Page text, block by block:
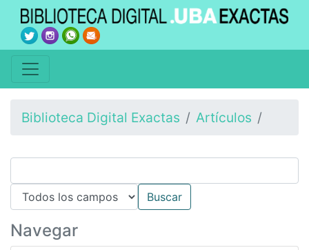
Biblioteca Digital Exactas Artículos
Navegar